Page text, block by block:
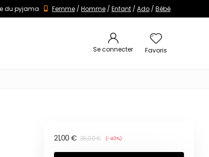
du pyjama Femme / Homme / Enfant / Ado / Bébé
Se connecter Favoris
35,00€
21,00 € (-40%)